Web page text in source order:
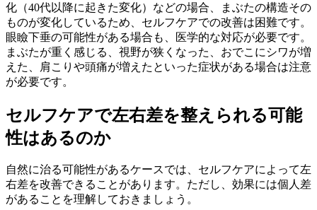
化（40代以降に起きた変化）などの場合、まぶたの構造その
ものが変化しているため、セルフケアでの改善は困難です。
眼瞼下垂の可能性がある場合も、医学的な対応が必要です。
まぶたが重く感じる、視野が狭くなった、おでこにシワが増
えた、肩こりや頭痛が増えたといった症状がある場合は注意
が必要です。
セルフケアで左右差を整えられる可能
性はあるのか
自然に治る可能性があるケースでは、セルフケアによって左
右差を改善できることがあります。ただし、効果には個人差
があることを理解しておきましょう。